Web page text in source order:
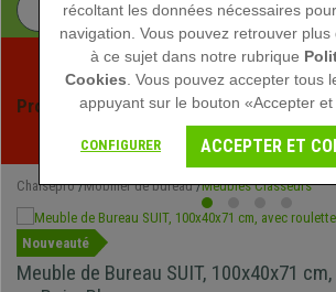
Profitez des soldes d'été chez
exclusives pour une durée limitée -
Chaisepro Mobilier de bureau Meubles Classeurs
Nouveauté
Meuble de Bureau SUIT, 100x40x71
récoltant les données nécessaires
navigation. Vous pouvez retrouver
à ce sujet dans notre rubrique
Cookies . Vous pouvez accepter tous
appuyant sur le bouton «Accepter
CONFIGURER ACCEPTER ET